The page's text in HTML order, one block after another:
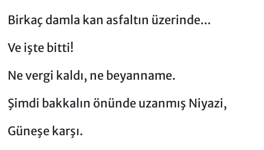
Birkaç damla kan asfaltın üzerinde...
Ve işte bitti!
Ne vergi kaldı, ne beyanname.
​Şimdi bakkalın önünde uzanmış Niyazi,
Güneşe karşı.